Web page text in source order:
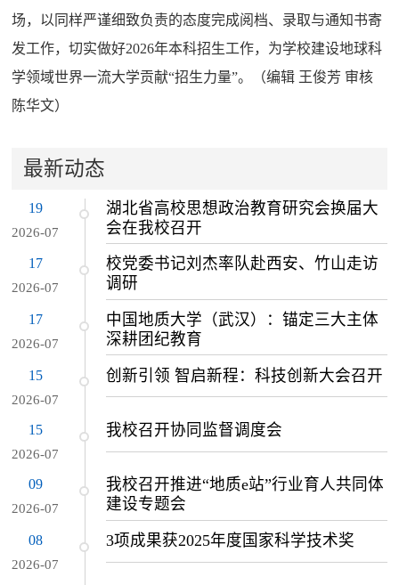
场，以同样严谨细致负责的态度完成阅档、录取与通知书寄
发工作，切实做好2026年本科招生工作，为学校建设地球科
学领域世界一流大学贡献“招生力量”。（编辑 王俊芳 审核
陈华文）
最新动态
19
2026-07
湖北省高校思想政治教育研究会换届大
会在我校召开
17
2026-07
校党委书记刘杰率队赴西安、竹山走访
调研
17
2026-07
中国地质大学（武汉）：锚定三大主体
深耕团纪教育
15
2026-07
创新引领 智启新程：科技创新大会召开
15
2026-07
我校召开协同监督调度会
09
2026-07
我校召开推进“地质e站”行业育人共同体
建设专题会
08
2026-07
3项成果获2025年度国家科学技术奖